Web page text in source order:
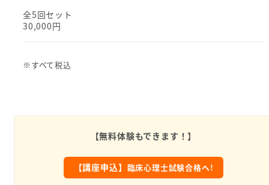
全5回セット
30,000円
※すべて税込
【無料体験もできます！】
【講座申込】 臨床心理士試験合格へ!